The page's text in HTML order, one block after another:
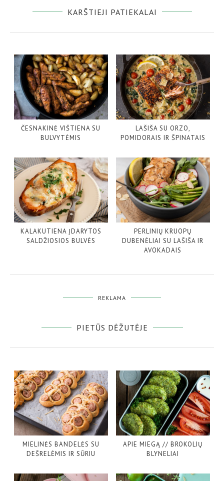
KARŠTIEJI PATIEKALAI
ČESNAKINĖ VIŠTIENA SU
BULVYTĖMIS
LAŠIŠA SU ORZO,
POMIDORAIS IR ŠPINATAIS
KALAKUTIENA ĮDARYTOS
SALDŽIOSIOS BULVĖS
PERLINIŲ KRUOPŲ
DUBENĖLIAI SU LAŠIŠA IR
AVOKADAIS
REKLAMA
PIETŪS DĖŽUTĖJE
MIELINĖS BANDELĖS SU
DEŠRELĖMIS IR SŪRIU
APIE MIEGĄ // BROKOLIŲ
BLYNELIAI